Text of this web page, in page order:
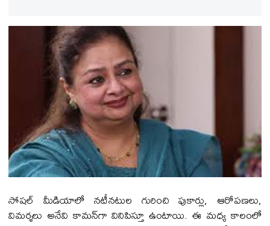
సోషల్‌ మీడియాలో నటీనటుల గురించి పుకార్లు, ఆరోపణలు,
విమర్శలు అనేవి కామన్‌గా వినిపిస్తూ ఉంటాయి. ఈ మధ్య కాలంలో